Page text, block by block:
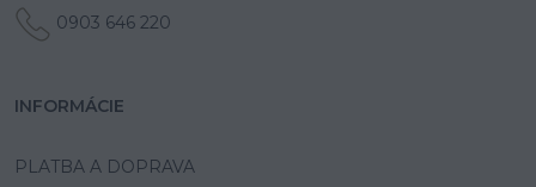
0903 646 220
INFORMÁCIE
PLATBA A DOPRAVA